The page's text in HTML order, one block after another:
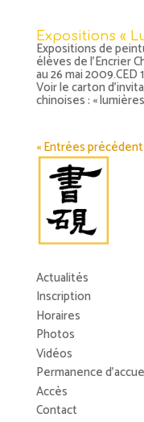
Expositions «
Expositions de
élèves de l’Encrier
au 26 mai 2009.CED
Voir le carton
chinoises : «
« Entrées
Actualités
Inscription
Horaires
Photos
Vidéos
Permanence
Accès
Contact